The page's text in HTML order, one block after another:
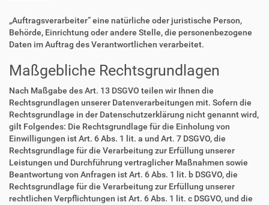
„Auftragsverarbeiter“ eine natürliche oder juristische Person,
Behörde, Einrichtung oder andere Stelle, die personenbezogene
Daten im Auftrag des Verantwortlichen verarbeitet.
Maßgebliche Rechtsgrundlagen
Nach Maßgabe des Art. 13 DSGVO teilen wir Ihnen die
Rechtsgrundlagen unserer Datenverarbeitungen mit. Sofern die
Rechtsgrundlage in der Datenschutzerklärung nicht genannt wird,
gilt Folgendes: Die Rechtsgrundlage für die Einholung von
Einwilligungen ist Art. 6 Abs. 1 lit. a und Art. 7 DSGVO, die
Rechtsgrundlage für die Verarbeitung zur Erfüllung unserer
Leistungen und Durchführung vertraglicher Maßnahmen sowie
Beantwortung von Anfragen ist Art. 6 Abs. 1 lit. b DSGVO, die
Rechtsgrundlage für die Verarbeitung zur Erfüllung unserer
rechtlichen Verpflichtungen ist Art. 6 Abs. 1 lit. c DSGVO, und die